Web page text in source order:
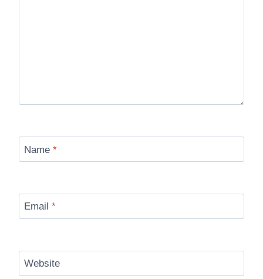
Name *
Email *
Website